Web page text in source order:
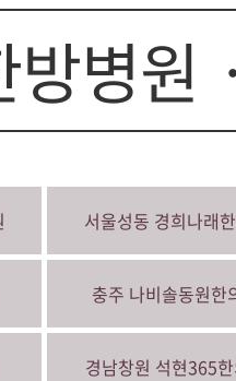
병원
서울성동 경희나래
충주 나비솔동원한
경남창원 석현365